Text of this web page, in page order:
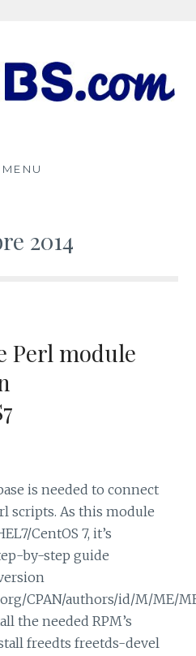
MENU
2014
Perl module
is needed to connect
scripts. As this module
CentOS 7, it’s
by-step guide
CPAN/authors/id/M/ME/
the needed RPM’s
freedts freetds-devel